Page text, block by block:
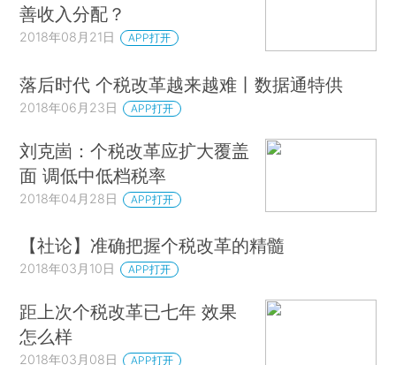
善收入分配？
2018年08月21日 APP打开
落后时代 个税改革越来越难丨数据通特供
2018年06月23日 APP打开
刘克崮：个税改革应扩大覆盖
面 调低中低档税率
2018年04月28日 APP打开
【社论】准确把握个税改革的精髓
2018年03月10日 APP打开
距上次个税改革已七年 效果
怎么样
2018年03月08日 APP打开